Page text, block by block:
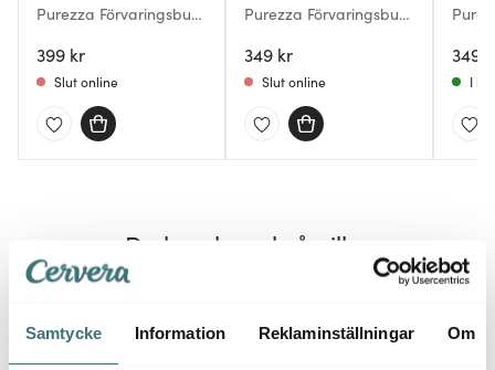
Samtycke Information Reklaminställningar Om
Purezza Förvaringsburk
399 kr
Slut online
Purezza Förvaringsburk
349 kr
Slut online
349
I
Du kanske också gillar
30%